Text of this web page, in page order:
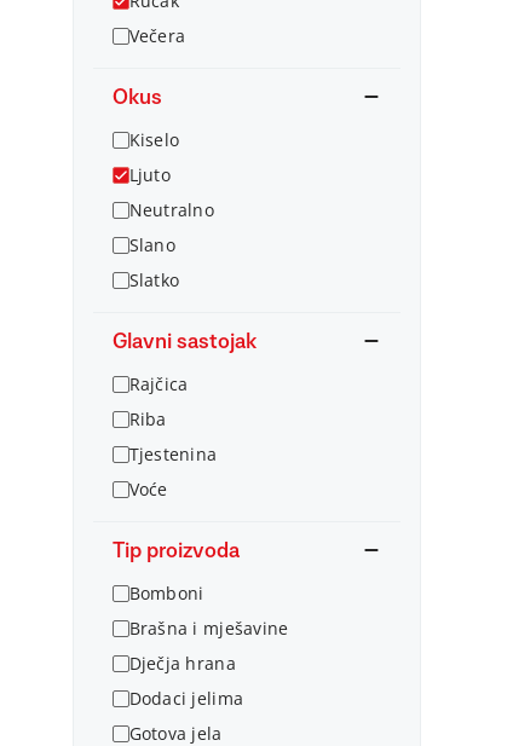
Večera
Okus
Kiselo
Ljuto
Neutralno
Slano
Slatko
Glavni sastojak
Rajčica
Riba
Tjestenina
Voće
Tip proizvoda
Bomboni
Brašna i mješavine
Dječja hrana
Dodaci jelima
Gotova jela